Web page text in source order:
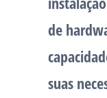
de
suas